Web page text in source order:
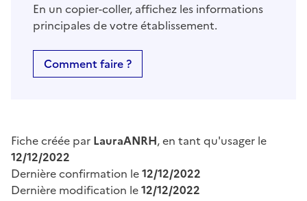
En un copier-coller, affichez les informations
principales de votre établissement.
Comment faire ?
Fiche créée par LauraANRH, en tant qu'usager le
12/12/2022
Dernière confirmation le12/12/2022
Dernière modification le12/12/2022